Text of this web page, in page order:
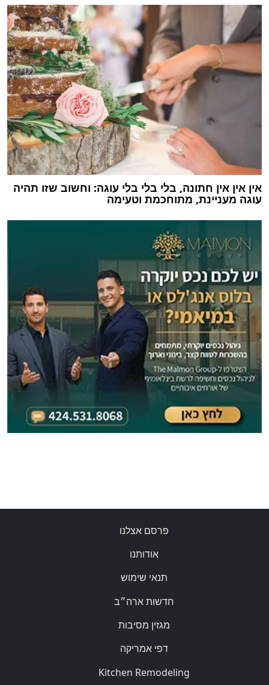
אין אין אין חתונה, בלי בלי בלי עוגה: וחשוב שזו תהיה
עוגה מעניינת, מתוחכמת וטעימה
פרסם אצלנו
אודותנו
תנאי שימוש
חדשות ארה״ב
מגזין מסיבות
דפי אמריקה
Kitchen Remodeling